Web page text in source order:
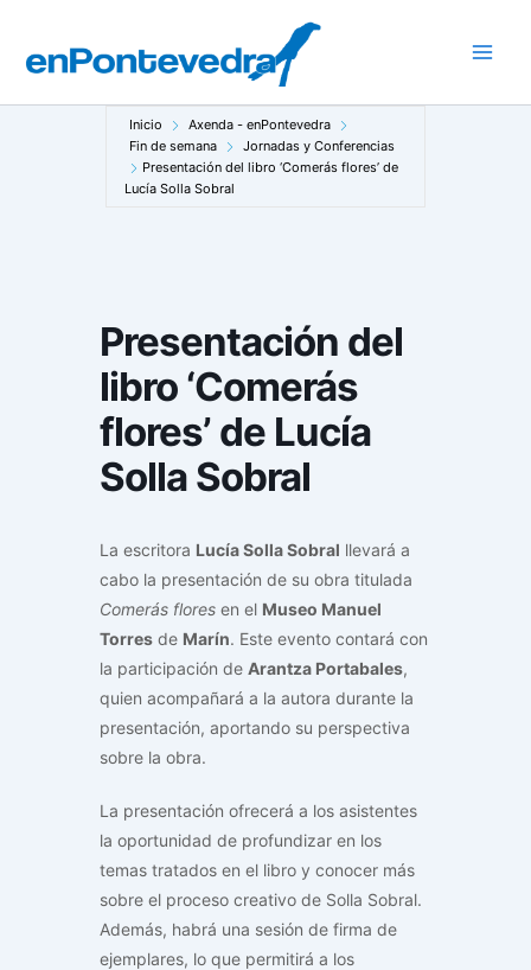
contenido
Inicio
Axenda - enPontevedra
Fin de semana
Jornadas y Conferencias
Presentación del libro ‘Comerás flores’ de
Lucía Solla Sobral
Presentación del
libro ‘Comerás
flores’ de Lucía
Solla Sobral
La escritora Lucía Solla Sobral llevará a
cabo la presentación de su obra titulada
Comerás flores en el Museo Manuel
Torres de Marín. Este evento contará con
la participación de Arantza Portabales,
quien acompañará a la autora durante la
presentación, aportando su perspectiva
sobre la obra.
La presentación ofrecerá a los asistentes
la oportunidad de profundizar en los
temas tratados en el libro y conocer más
sobre el proceso creativo de Solla Sobral.
Además, habrá una sesión de firma de
ejemplares, lo que permitirá a los